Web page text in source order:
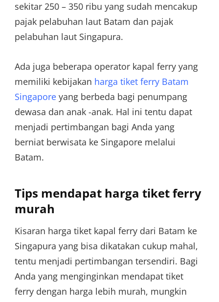
sekitar 250 – 350 ribu yang sudah mencakup
pajak pelabuhan laut Batam dan pajak
pelabuhan laut Singapura.
Ada juga beberapa operator kapal ferry yang
memiliki kebijakan harga tiket ferry Batam
Singapore yang berbeda bagi penumpang
dewasa dan anak -anak. Hal ini tentu dapat
menjadi pertimbangan bagi Anda yang
berniat berwisata ke Singapore melalui
Batam.
Tips mendapat harga tiket ferry
murah
Kisaran harga tiket kapal ferry dari Batam ke
Singapura yang bisa dikatakan cukup mahal,
tentu menjadi pertimbangan tersendiri. Bagi
Anda yang menginginkan mendapat tiket
ferry dengan harga lebih murah, mungkin